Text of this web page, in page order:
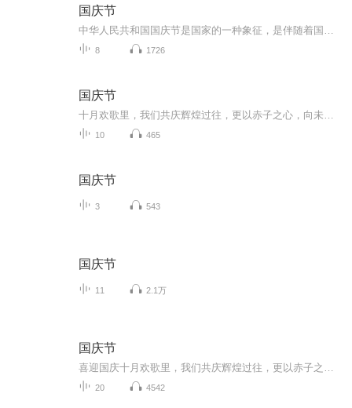
国庆节
8 1726
国庆节
10 465
国庆节
3 543
国庆节
11 2.1万
国庆节
20 4542